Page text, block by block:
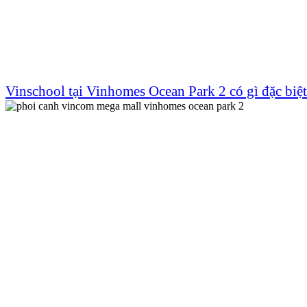
Vinschool tại Vinhomes Ocean Park 2 có gì đặc